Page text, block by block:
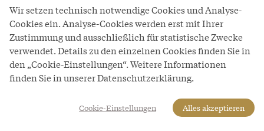
Bild
Insignien und Herzogshut der fürstlich
liechtensteinischen Primogenitur,
Gouache, 1756
Wir setzen technisch notwendige Cookies und Analyse-
Cookies ein. Analyse-Cookies werden erst mit Ihrer
Zustimmung und ausschließlich für statistische Zwecke
verwendet. Details zu den einzelnen Cookies finden Sie in
den „Cookie-Einstellungen“. Weitere Informationen
finden Sie in unserer Datenschutzerklärung.
Cookie-Einstellungen Alles akzeptieren